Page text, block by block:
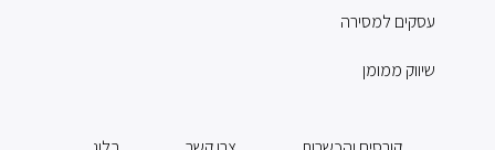
עסקים למסירה
שיווק ממומן